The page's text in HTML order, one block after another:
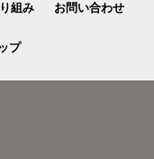
組み お問い合わせ
プ